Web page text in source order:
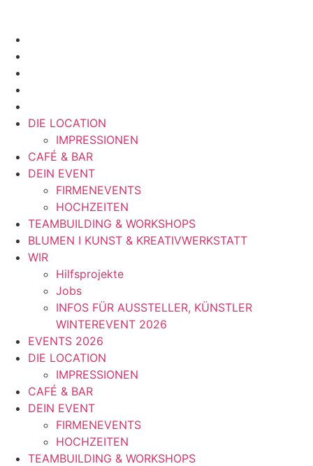
DIE LOCATION
IMPRESSIONEN
CAFÉ & BAR
DEIN EVENT
FIRMENEVENTS
HOCHZEITEN
TEAMBUILDING & WORKSHOPS
BLUMEN I KUNST & KREATIVWERKSTATT
WIR
Hilfsprojekte
Jobs
INFOS FÜR AUSSTELLER, KÜNSTLER
WINTEREVENT 2026
EVENTS 2026
DIE LOCATION
IMPRESSIONEN
CAFÉ & BAR
DEIN EVENT
FIRMENEVENTS
HOCHZEITEN
TEAMBUILDING & WORKSHOPS